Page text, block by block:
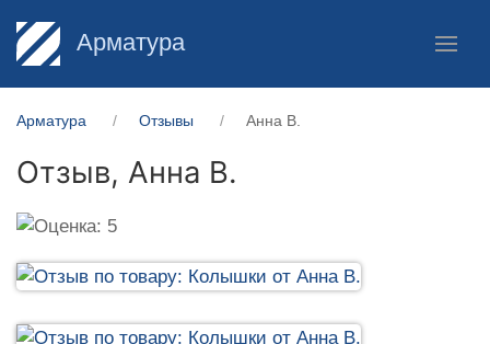
Арматура
Арматура Отзывы Анна В.
Отзыв, Анна В.